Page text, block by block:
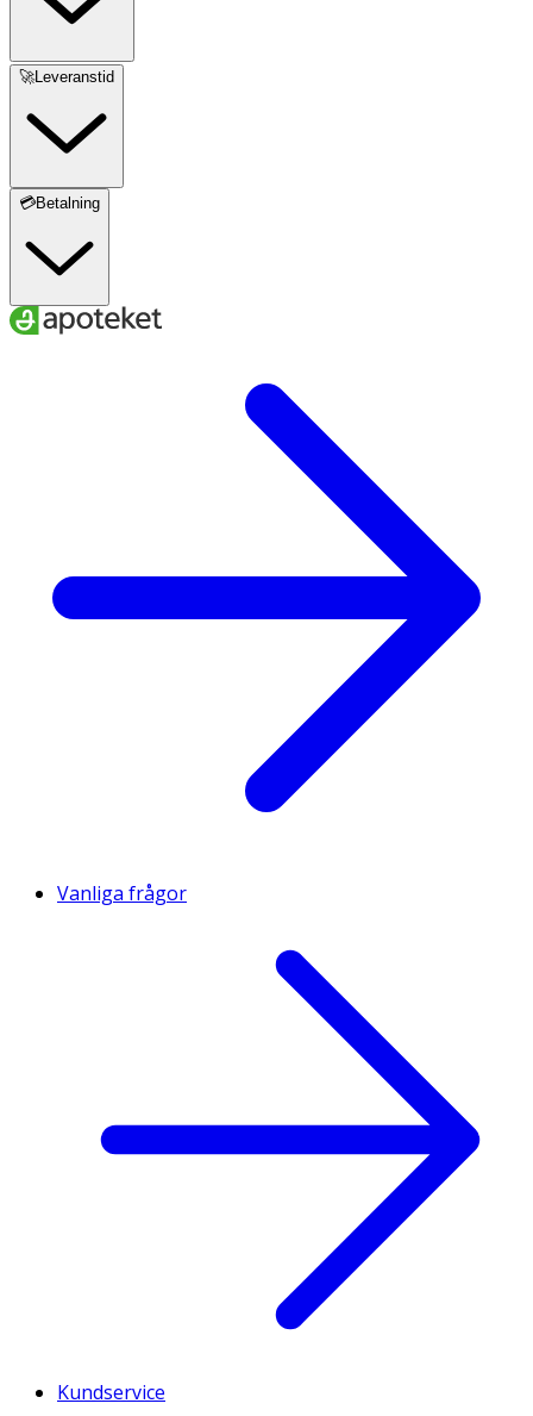
🚀Leveranstid
💳Betalning
Vanliga frågor
Kundservice